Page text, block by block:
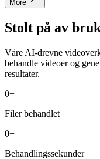
More
Stolt på av
Våre AI-drevne
behandle videoer og
resultater.
0+
Filer behandlet
0+
Behandlingssekunder